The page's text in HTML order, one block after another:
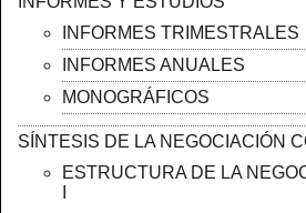
INFORMES TRIMESTRALES
INFORMES ANUALES
MONOGRÁFICOS
SÍNTESIS DE LA NEGOCIACIÓN
ESTRUCTURA DE LA